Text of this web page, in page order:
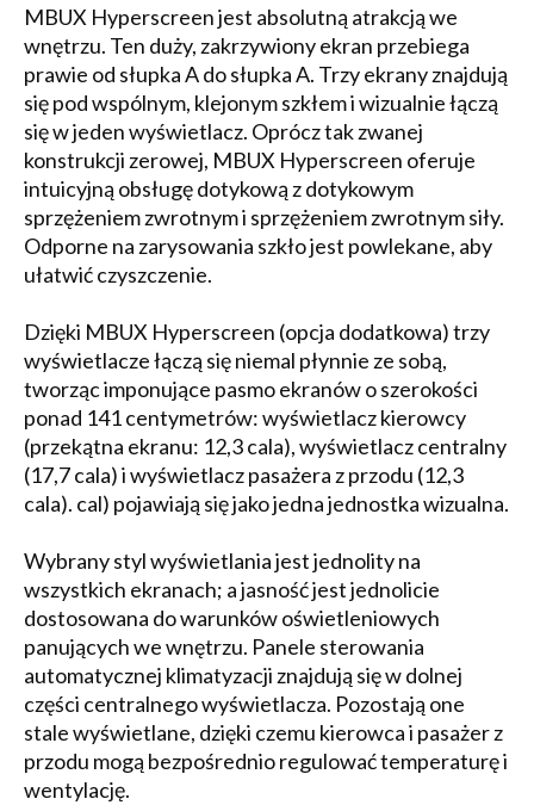
MBUX Hyperscreen jest absolutną atrakcją we
wnętrzu. Ten duży, zakrzywiony ekran przebiega
prawie od słupka A do słupka A. Trzy ekrany znajdują
się pod wspólnym, klejonym szkłem i wizualnie łączą
się w jeden wyświetlacz. Oprócz tak zwanej
konstrukcji zerowej, MBUX Hyperscreen oferuje
intuicyjną obsługę dotykową z dotykowym
sprzężeniem zwrotnym i sprzężeniem zwrotnym siły.
Odporne na zarysowania szkło jest powlekane, aby
ułatwić czyszczenie.
Dzięki MBUX Hyperscreen (opcja dodatkowa) trzy
wyświetlacze łączą się niemal płynnie ze sobą,
tworząc imponujące pasmo ekranów o szerokości
ponad 141 centymetrów: wyświetlacz kierowcy
(przekątna ekranu: 12,3 cala), wyświetlacz centralny
(17,7 cala) i wyświetlacz pasażera z przodu (12,3
cala). cal) pojawiają się jako jedna jednostka wizualna.
Wybrany styl wyświetlania jest jednolity na
wszystkich ekranach; a jasność jest jednolicie
dostosowana do warunków oświetleniowych
panujących we wnętrzu. Panele sterowania
automatycznej klimatyzacji znajdują się w dolnej
części centralnego wyświetlacza. Pozostają one
stale wyświetlane, dzięki czemu kierowca i pasażer z
przodu mogą bezpośrednio regulować temperaturę i
wentylację.